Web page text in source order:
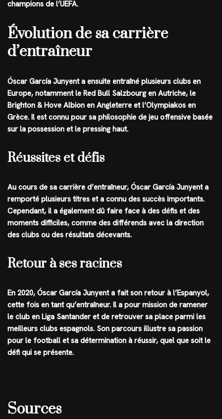
champions de l’UEFA.
Évolution de sa carrière
d’entraîneur
Óscar García Junyent a ensuite entraîné plusieurs clubs en
Europe, notamment le Red Bull Salzbourg en Autriche, le
Brighton & Hove Albion en Angleterre et l’Olympiakos en
Grèce. Il est connu pour sa philosophie de jeu offensive basée
sur la possession et le pressing haut.
Réussites et défis
Au cours de sa carrière d’entraîneur, Óscar García Junyent a
remporté plusieurs titres et a connu des succès importants.
Cependant, il a également dû faire face à des défis et des
moments difficiles, comme des différends avec la direction
des clubs ou des résultats décevants.
Retour à ses racines
En 2020, Óscar García Junyent a fait son retour à l’Espanyol,
cette fois en tant qu’entraîneur. Il a pour mission de ramener
le club en Liga Santander et de retrouver sa place parmi les
meilleurs clubs espagnols. Son parcours illustre sa passion
pour le football et sa détermination à réussir, quel que soit le
défi qui se présente.
Sources